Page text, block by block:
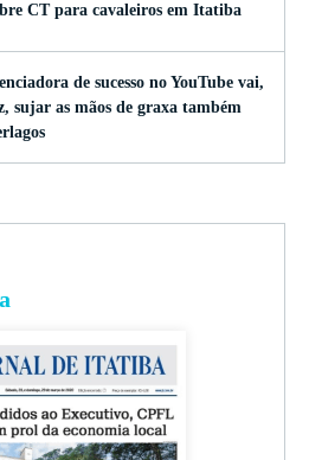
CT para cavaleiros em Itatiba
de sucesso no YouTube vai,
sujar as mãos de graxa também